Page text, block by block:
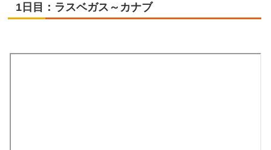
1日目：ラスベガス～カナブ